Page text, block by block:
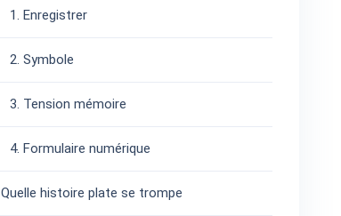
1. Enregistrer
2. Symbole
3. Tension mémoire
4. Formulaire numérique
Quelle histoire plate se trompe